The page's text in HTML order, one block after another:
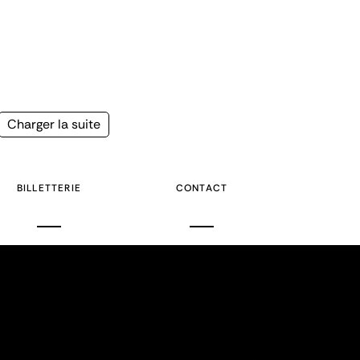
Page
Charger la suite
BILLETTERIE CONTACT